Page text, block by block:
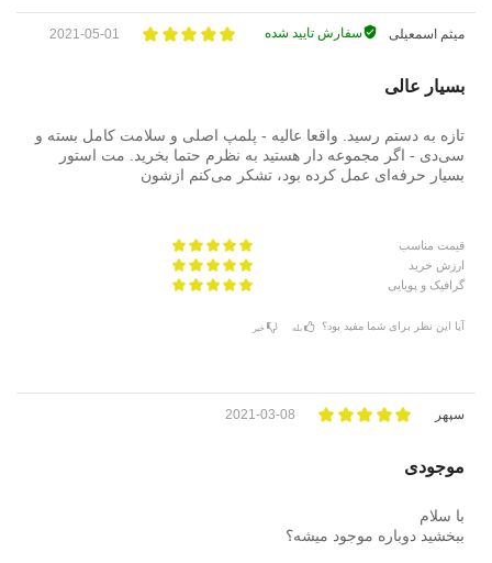
میثم اسمعیلی سفارش تایید شده 2021-05-01
بسیار عالی
تازه به دستم رسید. واقعا عالیه - پلمپ اصلی و سلامت کامل بسته و
سی‌دی - اگر مجموعه دار هستید به نظرم حتما بخرید. مت استور
بسیار حرفه‌ای عمل کرده بود، تشکر می‌کنم ازشون
قیمت مناسب
ارزش خرید
گرافیک و پویایی
آیا این نظر برای شما مفید بود؟ بله خیر
سپهر 2021-03-08
موجودی
با سلام
ببخشید دوباره موجود میشه؟